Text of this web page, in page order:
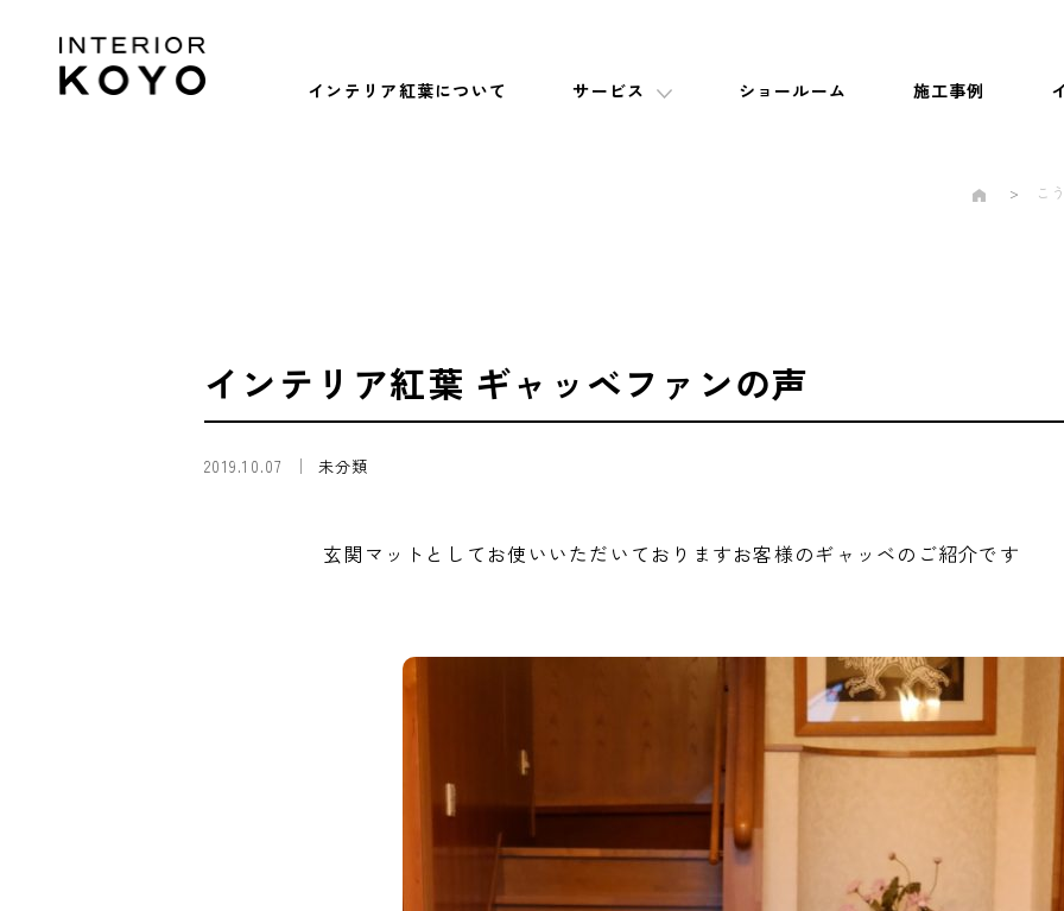
インテリア紅葉について サービス ショールーム 施工事例
こ
インテリア紅葉 ギャッベファンの声
2019.10.07 未分類
玄関マットとしてお使いいただいておりますお客様のギャッベのご紹介です